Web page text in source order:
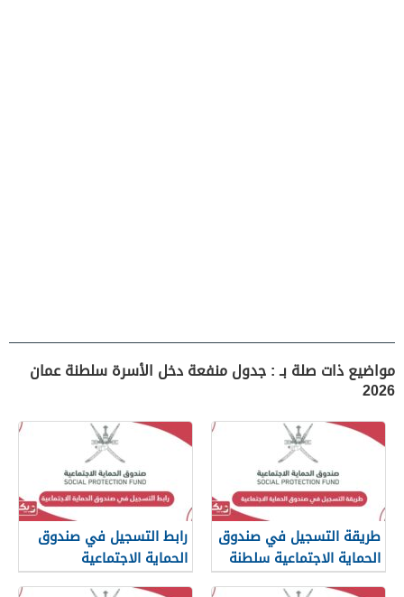
مواضيع ذات صلة بـ : جدول منفعة دخل الأسرة سلطنة عمان
2026
طريقة التسجيل في صندوق
الحماية الاجتماعية سلطنة
عمان
رابط التسجيل في صندوق
الحماية الاجتماعية
www.spf.gov.om